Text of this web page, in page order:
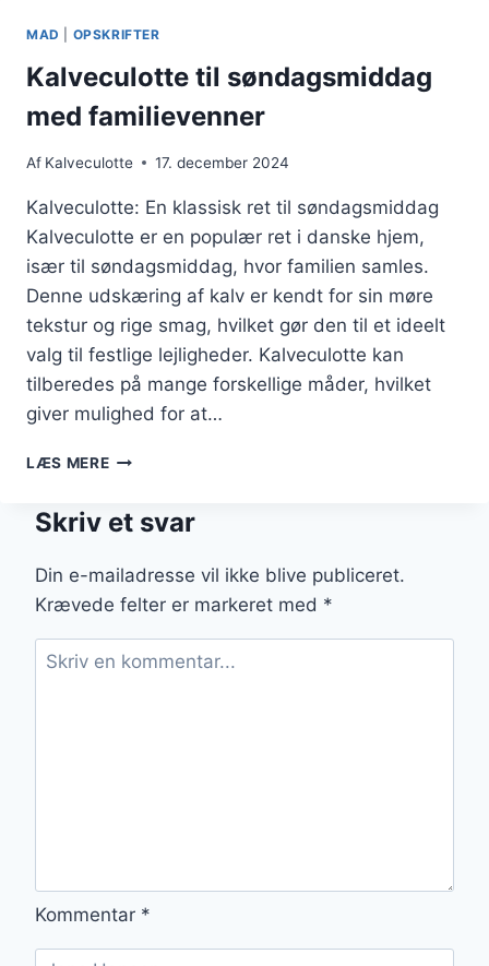
MAD OPSKRIFTER
Kalveculotte til søndagsmiddag
med familievenner
Af Kalveculotte 17. december 2024
Kalveculotte: En klassisk ret til søndagsmiddag
Kalveculotte er en populær ret i danske hjem,
især til søndagsmiddag, hvor familien samles.
Denne udskæring af kalv er kendt for sin møre
tekstur og rige smag, hvilket gør den til et ideelt
valg til festlige lejligheder. Kalveculotte kan
tilberedes på mange forskellige måder, hvilket
giver mulighed for at…
LÆS MEREKALVECULOTTE
MED
Skriv et svar
Din e-mailadresse vil ikke blive publiceret.
Krævede felter er markeret med *
Kommentar *